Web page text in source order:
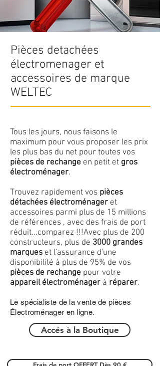
Pièces detachées
électromenager et
accessoires de marque
WELTEC
Tous les jours, nous faisons le
maximum pour vous proposer les prix
les plus bas du net pour toutes vos
pièces de rechange en petit et gros
électroménager.
Trouvez rapidement vos pièces
détachées électroménager et
accessoires parmi plus de 15 millions
de références , avec des frais de port
réduit...comparez !!!Avec plus de 200
constructeurs, plus de 3000 grandes
marques et l'assurance d'une
disponibilité à plus de 95% de vos
pièces de rechange pour votre
appareil électroménager à réparer.
Le spécialiste de la vente de pièces
Électroménager en ligne.
Accés à la Boutique